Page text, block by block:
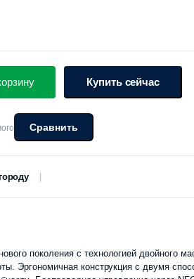
Купить сейчас
Сравнить
поколения с технологией двойного
Эргономичная конструкция с двумя